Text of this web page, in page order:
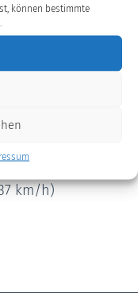
können bestimmte
Anlage
400 cm
Handkurbel
km/h)